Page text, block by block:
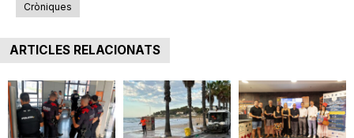
a
Cròniques
ARTICLES RELACIONATS